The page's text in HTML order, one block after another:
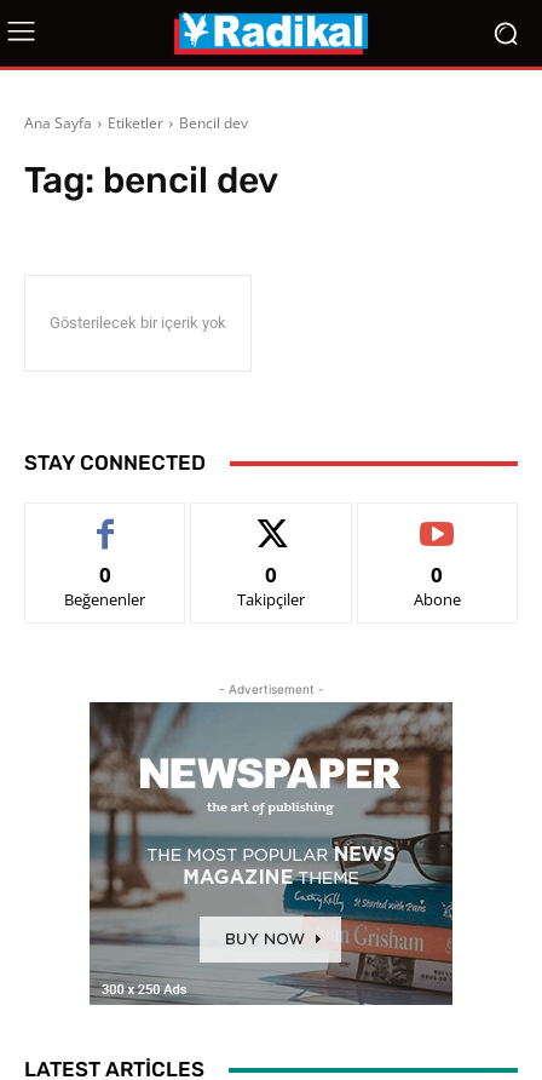
Ana Sayfa Etiketler Bencil dev
Tag: bencil dev
Gösterilecek bir içerik yok
STAY CONNECTED
0
Beğenenler
0
Takipçiler
0
Abone
- Advertisement -
LATEST ARTICLES